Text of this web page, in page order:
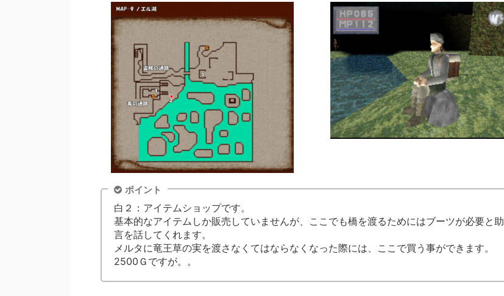
ポイント
白２：アイテムショップです。
基本的なアイテムしか販売していませんが、ここでも橋を渡るためにはブーツが必要と助
言を話してくれます。
メルタに竜王草の実を渡さなくてはならなくなった際には、ここで買う事ができます。
2500Ｇですが。。